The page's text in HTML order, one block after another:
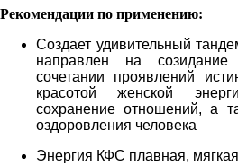
Рекомендации по применению:
Создает удивительный
направлен на
сочетании проявлений
красотой женской
сохранение отношений, а
оздоровления человека
Энергия КФС плавная,